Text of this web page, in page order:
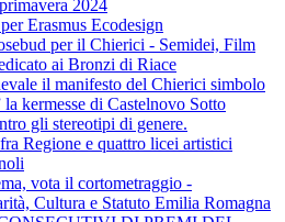
2024
Erasmus Ecodesign
per il Chierici - Semidei, Film
ai Bronzi di Riace
il manifesto del Chierici simbolo
kermesse di Castelnovo Sotto
gli stereotipi di genere.
Regione e quattro licei artistici
vota il cortometraggio -
Cultura e Statuto Emilia Romagna